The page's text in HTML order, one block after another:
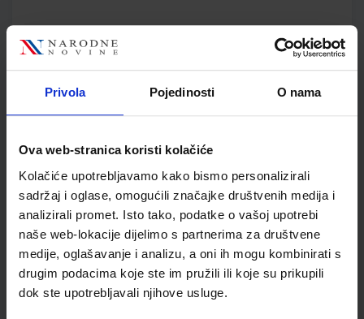
Privola Pojedinosti O nama
Ova web-stranica koristi kolačiće
Kolačiće upotrebljavamo kako bismo personalizirali
sadržaj i oglase, omogućili značajke društvenih medija i
analizirali promet. Isto tako, podatke o vašoj upotrebi
naše web-lokacije dijelimo s partnerima za društvene
medije, oglašavanje i analizu, a oni ih mogu kombinirati s
drugim podacima koje ste im pružili ili koje su prikupili
dok ste upotrebljavali njihove usluge.
GEOGRAFIJA 5; radna bilježnica iz geografije za peti razred
osnovne škole
Nakladnik:PROFIL KLETT d.o.o. Registarski broj ministarstva:6017-
CIJENA:
ŠIFRA OMOTA: 500261
Udžbenik
POVIJEST 5; udžbenik iz povijesti za peti razred osnovne
škole
Autor(i):Birin Glazer Šarlija A.Finek D.Finek